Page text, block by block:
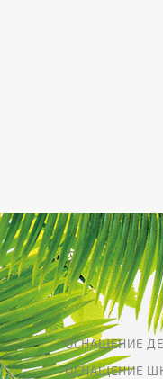
ОСНАЩЕНИЕ
ОСНАЩЕНИЕ